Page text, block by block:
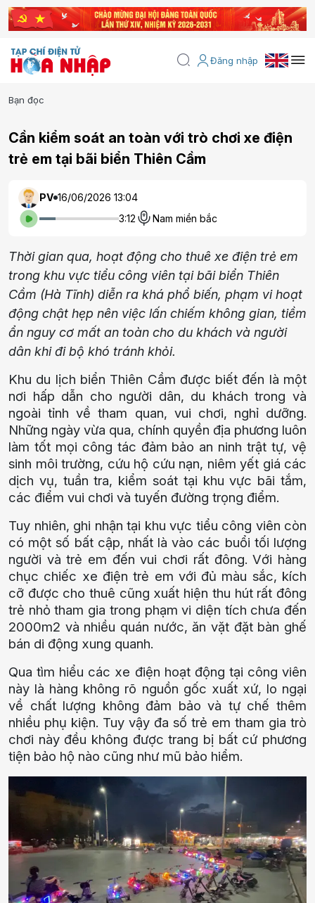
Đăng nhập
Bạn đọc
Cần kiểm soát an toàn với trò chơi xe điện
trẻ em tại bãi biển Thiên Cầm
PV 16/06/2026 13:04
3:12
Nam miền bắc
Thời gian qua, hoạt động cho thuê xe điện trẻ em
trong khu vực tiểu công viên tại bãi biển Thiên
Cầm (Hà Tĩnh) diễn ra khá phổ biến, phạm vi hoạt
động chật hẹp nên việc lấn chiếm không gian, tiềm
ẩn nguy cơ mất an toàn cho du khách và người
dân khi đi bộ khó tránh khỏi.
Khu du lịch biển Thiên Cầm được biết đến là một
nơi hấp dẫn cho người dân, du khách trong và
ngoài tỉnh về tham quan, vui chơi, nghỉ dưỡng.
Những ngày vừa qua, chính quyền địa phương luôn
làm tốt mọi công tác đảm bảo an ninh trật tự, vệ
sinh môi trường, cứu hộ cứu nạn, niêm yết giá các
dịch vụ, tuần tra, kiểm soát tại khu vực bãi tắm,
các điểm vui chơi và tuyến đường trọng điểm.
Tuy nhiên, ghi nhận tại khu vực tiểu công viên còn
có một số bất cập, nhất là vào các buổi tối lượng
người và trẻ em đến vui chơi rất đông. Với hàng
chục chiếc xe điện trẻ em với đủ màu sắc, kích
cỡ được cho thuê cũng xuất hiện thu hút rất đông
trẻ nhỏ tham gia trong phạm vi diện tích chưa đến
2000m2 và nhiều quán nước, ăn vặt đặt bàn ghế
bán di động xung quanh.
Qua tìm hiểu các xe điện hoạt động tại công viên
này là hàng không rõ nguồn gốc xuất xứ, lo ngại
về chất lượng không đảm bảo và tự chế thêm
nhiều phụ kiện. Tuy vậy đa số trẻ em tham gia trò
chơi này đều không được trang bị bất cứ phương
tiện bảo hộ nào cũng như mũ bảo hiểm.